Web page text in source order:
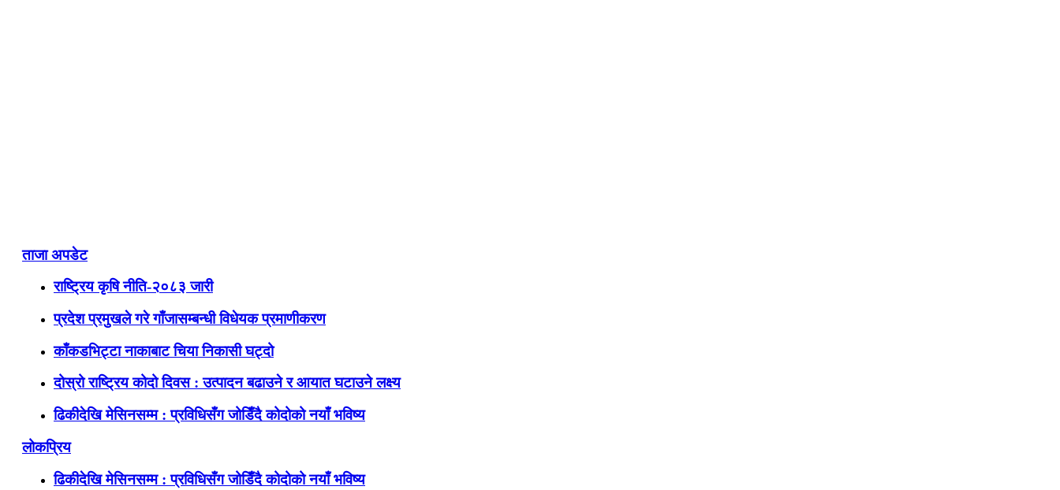
ताजा अपडेट
राष्ट्रिय कृषि नीति-२०८३ जारी
प्रदेश प्रमुखले गरे गाँजासम्बन्धी विधेयक प्रमाणीकरण
काँकडभिट्टा नाकाबाट चिया निकासी घट्दो
दोस्रो राष्ट्रिय कोदो दिवस : उत्पादन बढाउने र आयात घटाउने लक्ष्य
ढिकीदेखि मेसिनसम्म : प्रविधिसँग जोडिँदै कोदोको नयाँ भविष्य
लोकप्रिय
ढिकीदेखि मेसिनसम्म : प्रविधिसँग जोडिँदै कोदोको नयाँ भविष्य